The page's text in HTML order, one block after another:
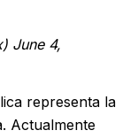
June 4,
representa la
Actualmente